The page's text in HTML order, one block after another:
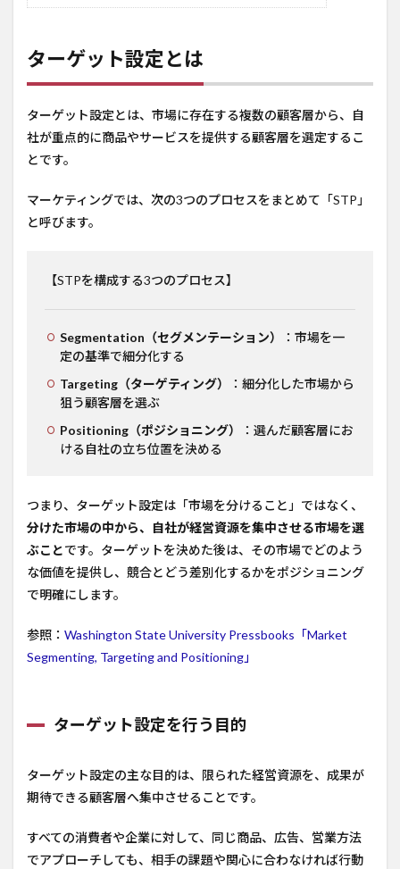
ターゲット設定とは
ターゲット設定とは、市場に存在する複数の顧客層から、自
社が重点的に商品やサービスを提供する顧客層を選定するこ
とです。
マーケティングでは、次の3つのプロセスをまとめて「STP」
と呼びます。
【STPを構成する3つのプロセス】
Segmentation（セグメンテーション）
：市場を一
定の基準で細分化する
Targeting（ターゲティング）
：細分化した市場から
狙う顧客層を選ぶ
Positioning（ポジショニング）
：選んだ顧客層にお
ける自社の立ち位置を決める
つまり、ターゲット設定は「市場を分けること」ではなく、
分けた市場の中から、自社が経営資源を集中させる市場を選
ぶことです。ターゲットを決めた後は、その市場でどのよう
な価値を提供し、競合とどう差別化するかをポジショニング
で明確にします。
参照： Washington State University Pressbooks「Market
Segmenting, Targeting and Positioning」
ターゲット設定を行う目的
ターゲット設定の主な目的は、限られた経営資源を、成果が
期待できる顧客層へ集中させることです。
すべての消費者や企業に対して、同じ商品、広告、営業方法
でアプローチしても、相手の課題や関心に合わなければ行動